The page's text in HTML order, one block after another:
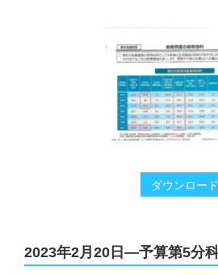
ダウンロード
2023年2月20日―予算第5分